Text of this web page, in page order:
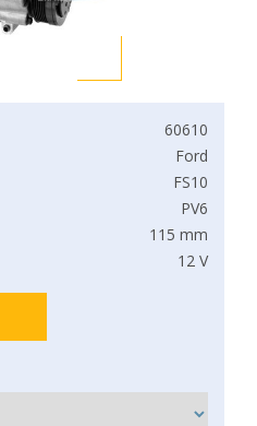
60610
Ford
FS10
PV6
115 mm
12 V